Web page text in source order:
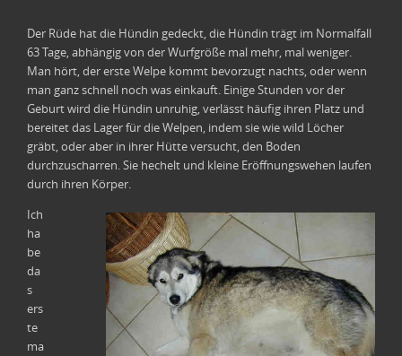
Der Rüde hat die Hündin gedeckt, die Hündin trägt im Normalfall
63 Tage, abhängig von der Wurfgröße mal mehr, mal weniger.
Man hört, der erste Welpe kommt bevorzugt nachts, oder wenn
man ganz schnell noch was einkauft. Einige Stunden vor der
Geburt wird die Hündin unruhig, verlässt häufig ihren Platz und
bereitet das Lager für die Welpen, indem sie wie wild Löcher
gräbt, oder aber in ihrer Hütte versucht, den Boden
durchzuscharren. Sie hechelt und kleine Eröffnungswehen laufen
durch ihren Körper.
Ich
ha
be
da
s
ers
te
ma